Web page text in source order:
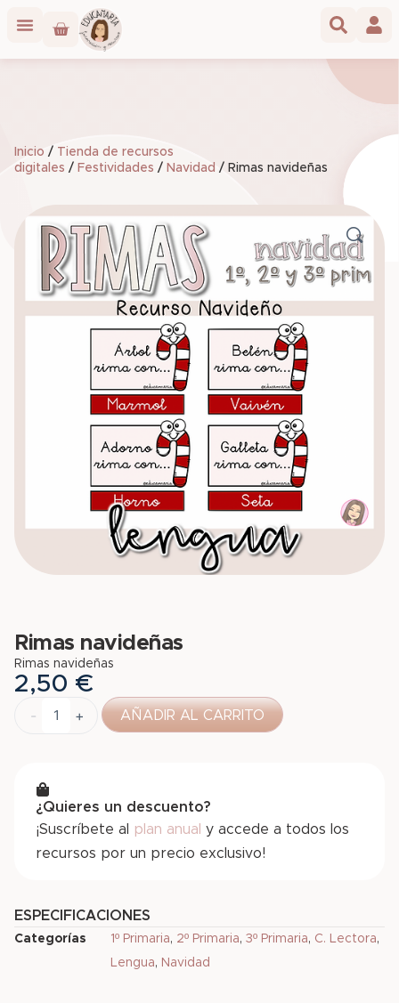
Inicio / Tienda de recursos
digitales / Festividades / Navidad / Rimas navideñas
Rimas navideñas
Rimas navideñas
2,50 €
- + AÑADIR AL CARRITO
¿Quieres un descuento?
¡Suscríbete al
plan anual y accede a todos los
recursos por un precio exclusivo!
ESPECIFICACIONES
Categorías 1º Primaria, 2º Primaria, 3º Primaria, C. Lectora,
Lengua, Navidad